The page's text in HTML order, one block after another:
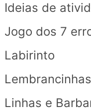
Ideias de
Jogo dos 7
Labirinto
Lembrancinhas
Linhas e